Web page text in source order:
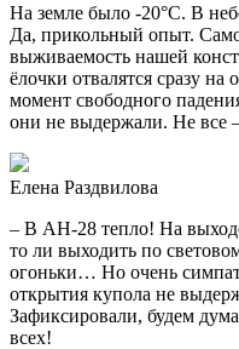
На земле было -20°С. В
Да, прикольный опыт.
выживаемость нашей
ёлочки отвалятся сразу
момент свободного
они не выдержали. Не все
Елена Раздвилова
– В АН-28 тепло! На
то ли выходить по
огоньки… Но очень
открытия купола не
Зафиксировали, будем
всех!